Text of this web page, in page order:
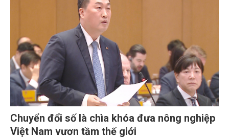
tiếp triển khai mô hình sản xuất lúa phát thải thấp.
Chuyển đổi số là chìa khóa đưa nông nghiệp
Việt Nam vươn tầm thế giới